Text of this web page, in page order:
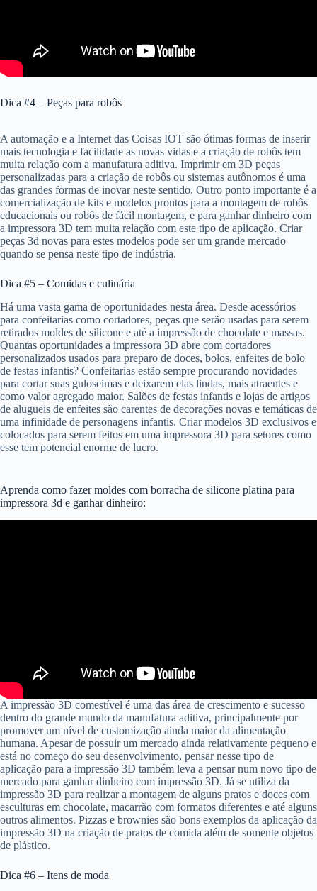
Dica #4 – Peças para robôs
A automação e a Internet das Coisas IOT são ótimas formas de inserir
mais tecnologia e facilidade as novas vidas e a criação de robôs tem
muita relação com a manufatura aditiva. Imprimir em 3D peças
personalizadas para a criação de robôs ou sistemas autônomos é uma
das grandes formas de inovar neste sentido. Outro ponto importante é a
comercialização de kits e modelos prontos para a montagem de robôs
educacionais ou robôs de fácil montagem, e para ganhar dinheiro com
a impressora 3D tem muita relação com este tipo de aplicação. Criar
peças 3d novas para estes modelos pode ser um grande mercado
quando se pensa neste tipo de indústria.
Dica #5 – Comidas e culinária
Há uma vasta gama de oportunidades nesta área. Desde acessórios
para confeitarias como cortadores, peças que serão usadas para serem
retirados moldes de silicone e até a impressão de chocolate e massas.
Quantas oportunidades a impressora 3D abre com cortadores
personalizados usados para preparo de doces, bolos, enfeites de bolo
de festas infantis? Confeitarias estão sempre procurando novidades
para cortar suas guloseimas e deixarem elas lindas, mais atraentes e
como valor agregado maior. Salões de festas infantis e lojas de artigos
de alugueis de enfeites são carentes de decorações novas e temáticas de
uma infinidade de personagens infantis. Criar modelos 3D exclusivos e
colocados para serem feitos em uma impressora 3D para setores como
esse tem potencial enorme de lucro.
Aprenda como fazer moldes com borracha de silicone platina para
impressora 3d e ganhar dinheiro:
A impressão 3D comestível é uma das área de crescimento e sucesso
dentro do grande mundo da manufatura aditiva, principalmente por
promover um nível de customização ainda maior da alimentação
humana. Apesar de possuir um mercado ainda relativamente pequeno e
está no começo do seu desenvolvimento, pensar nesse tipo de
aplicação para a impressão 3D também leva a pensar num novo tipo de
mercado para ganhar dinheiro com impressão 3D. Já se utiliza da
impressão 3D para realizar a montagem de alguns pratos e doces com
esculturas em chocolate, macarrão com formatos diferentes e até alguns
outros alimentos. Pizzas e brownies são bons exemplos da aplicação da
impressão 3D na criação de pratos de comida além de somente objetos
de plástico.
Dica #6 – Itens de moda